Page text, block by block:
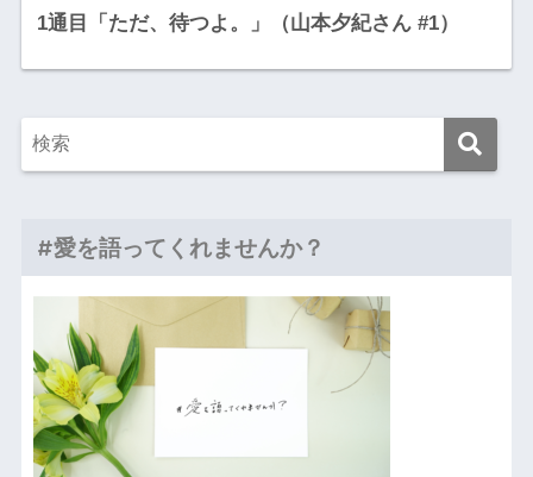
1通目「ただ、待つよ。」（山本夕紀さん #1）
#愛を語ってくれませんか？